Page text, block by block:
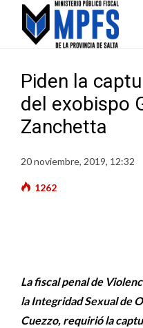
Piden la
del exobispo
Zanchetta
20 noviembre, 2019, 12:32
1262
La fiscal penal de
la Integridad Sexual de
Cuezzo, requirió la